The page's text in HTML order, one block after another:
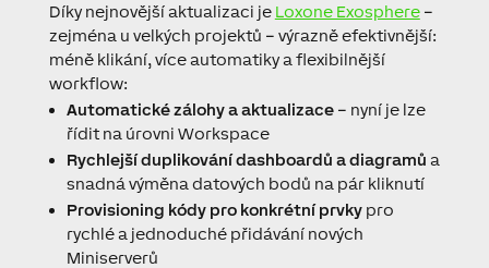
Díky nejnovější aktualizaci je Loxone Exosphere–
zejména u velkých projektů – výrazně efektivnější:
méně klikání, více automatiky a flexibilnější
workflow:
Automatické zálohy a aktualizace– nyní je lze
řídit na úrovni Workspace
Rychlejší duplikování dashboardů a diagramů a
snadná výměna datových bodů na pár kliknutí
Provisioning kódy pro konkrétní prvkypro
rychlé a jednoduché přidávání nových
Miniserverů